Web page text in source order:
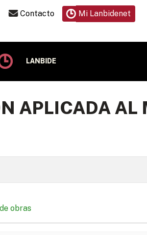
Contacto Mi Lanbidenet
LANBIDE
APLICADA AL
obras